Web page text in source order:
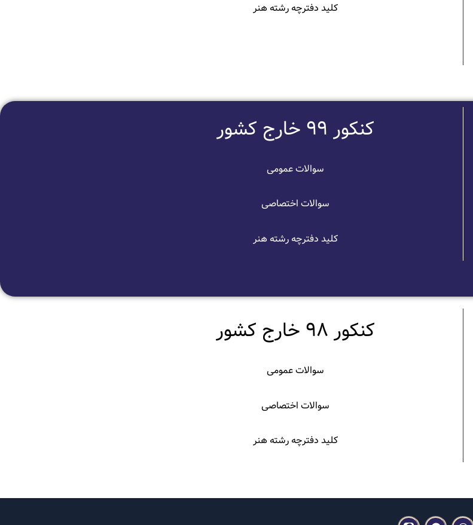
کلید دفترچه رشته هنر
کنکور 99 خارج کشور
سوالات عمومی
سوالات اختصاصی
کلید دفترچه رشته هنر
کنکور 98 خارج کشور
سوالات عمومی
سوالات اختصاصی
کلید دفترچه رشته هنر